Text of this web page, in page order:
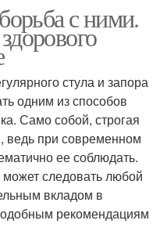
с ними.
стула и запора
одним из способов
Само собой, строгая
ведь при современном
ее соблюдать.
следовать любой
вкладом в
рекомендациям